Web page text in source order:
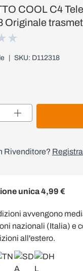
COOL C4
Originale
SKU: D112318
Rivenditore?
unica 4,99 €
avvengono
nazionali (Italia) e
all'estero.